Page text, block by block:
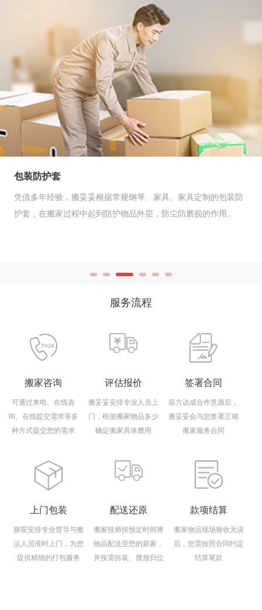
包装防护套
凭借多年经验，搬妥妥根据常规钢琴、家具、家具定制的包装防
护套，在搬家过程中起到防护物品外层，防尘防磨损的作用。
服务流程
搬家咨询
可通过来电、在线咨
询、在线提交需求等多
种方式提交您的需求
评估报价
搬妥妥安排专业人员上
门，根据搬家物品多少
确定搬家具体费用
签署合同
双方达成合作意愿后，
搬妥妥会与您签署正规
搬家服务合同
上门包装
骆驼安排专业督导与搬
运人员准时上门，为您
提供精细的打包服务
配送还原
搬家技师按预定时间将
物品配送至您的新家，
并按需拆装、摆放归位
款项结算
搬家物品现场验收无误
后，您需按照合同约定
结算尾款